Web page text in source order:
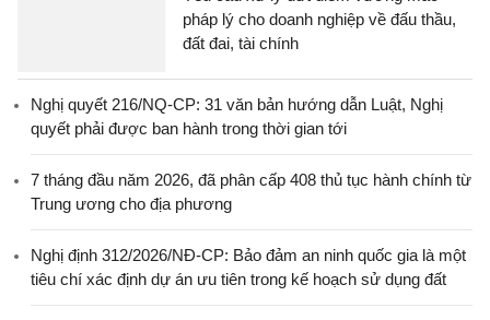
pháp lý cho doanh nghiệp về đấu thầu,
đất đai, tài chính
Nghị quyết 216/NQ-CP: 31 văn bản hướng dẫn Luật, Nghị
quyết phải được ban hành trong thời gian tới
7 tháng đầu năm 2026, đã phân cấp 408 thủ tục hành chính từ
Trung ương cho địa phương
Nghị định 312/2026/NĐ-CP: Bảo đảm an ninh quốc gia là một
tiêu chí xác định dự án ưu tiên trong kế hoạch sử dụng đất